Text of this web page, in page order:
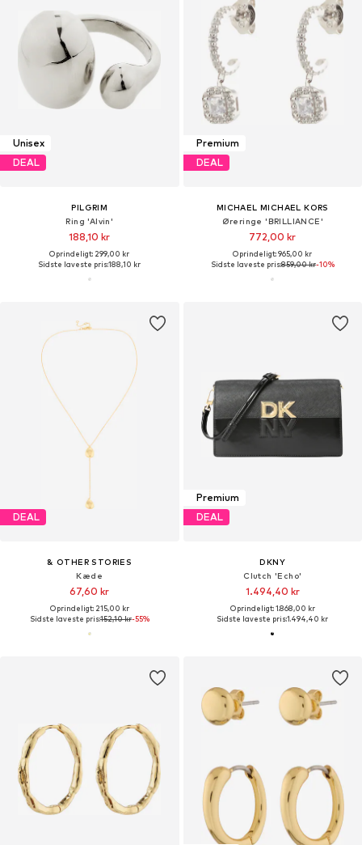
Unisex
DEAL
PILGRIM
Ring 'Alvin'
188,10 kr
Oprindeligt: 299,00 kr
Sidste laveste pris:188,10 kr
Premium
DEAL
MICHAEL MICHAEL KORS
Øreringe 'BRILLIANCE'
772,00 kr
Oprindeligt: 965,00 kr
Sidste laveste pris:859,00 kr-10%
DEAL
& OTHER STORIES
Kæde
67,60 kr
Oprindeligt: 215,00 kr
Sidste laveste pris:152,10 kr-55%
Premium
DEAL
DKNY
Clutch 'Echo'
1.494,40 kr
Oprindeligt: 1.868,00 kr
Sidste laveste pris:1.494,40 kr